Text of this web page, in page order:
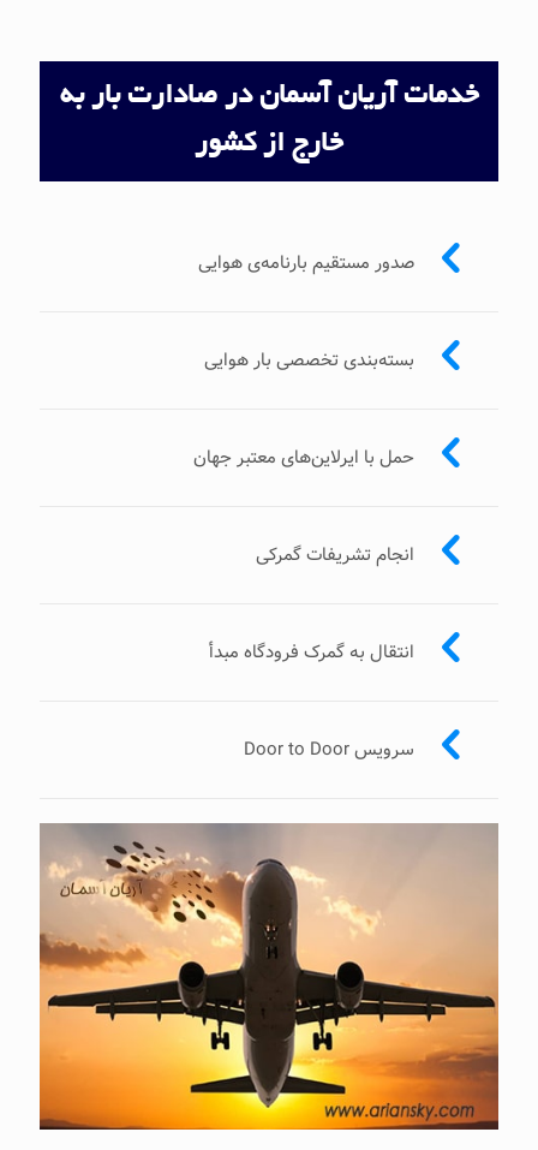
خدمات آریان آسمان در صادارت بار به
خارج از کشور
صدور مستقیم بارنامه‌ی هوایی
بسته‌بندی تخصصی بار هوایی
حمل با ایرلاین‌های معتبر جهان
انجام تشریفات گمرکی
انتقال به گمرک فرودگاه مبدأ
سرویس Door to Door